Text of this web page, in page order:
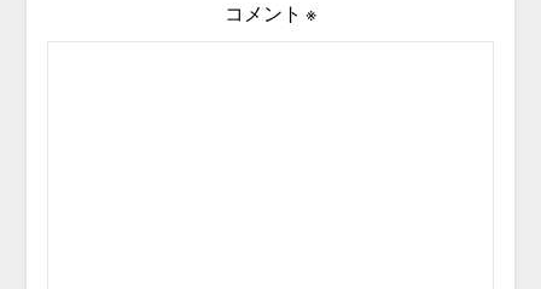
コメント ※